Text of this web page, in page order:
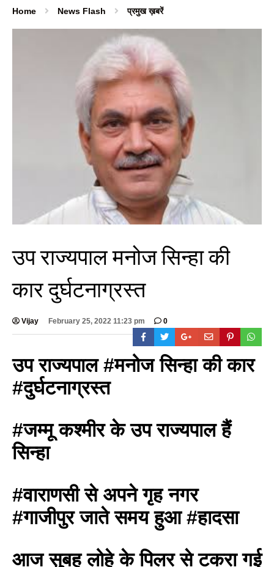
Home News Flash प्रमुख ख़बरें
उप राज्यपाल मनोज सिन्हा की
कार दुर्घटनाग्रस्त
Vijay February 25, 2022 11:23 pm 0
उप राज्यपाल #मनोज सिन्हा की कार
#दुर्घटनाग्रस्त
#जम्मू कश्मीर के उप राज्यपाल हैं
सिन्हा
#वाराणसी से अपने गृह नगर
#गाजीपुर जाते समय हुआ #हादसा
आज सुबह लोहे के पिलर से टकरा गई
BREAKING NEWS